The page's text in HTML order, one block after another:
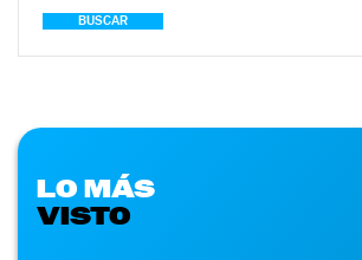
BUSCAR
LO MÁS
VISTO